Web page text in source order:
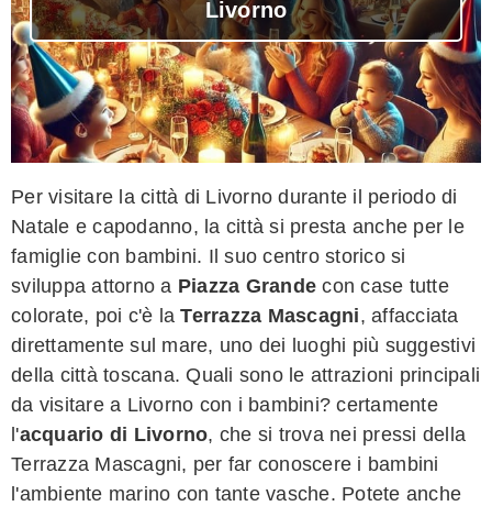
Livorno
Per visitare la città di Livorno durante il periodo di
Natale e capodanno, la città si presta anche per le
famiglie con bambini. Il suo centro storico si
sviluppa attorno a Piazza Grande con case tutte
colorate, poi c'è laTerrazza Mascagni, affacciata
direttamente sul mare, uno dei luoghi più suggestivi
della città toscana. Quali sono le attrazioni principali
da visitare a Livorno con i bambini? certamente
l'acquario di Livorno, che si trova nei pressi della
Terrazza Mascagni, per far conoscere i bambini
l'ambiente marino con tante vasche. Potete anche